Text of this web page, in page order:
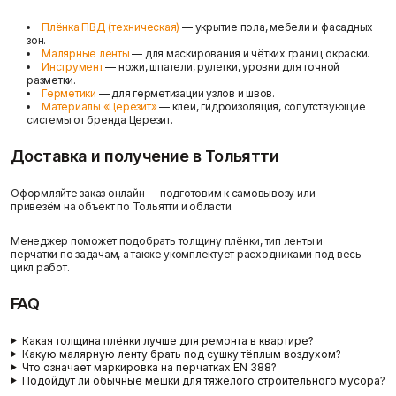
Плёнка ПВД (техническая) — укрытие пола, мебели и фасадных
зон.
Малярные ленты — для маскирования и чётких границ окраски.
Инструмент— ножи, шпатели, рулетки, уровни для точной
разметки.
Герметики — для герметизации узлов и швов.
Материалы «Церезит»— клеи, гидроизоляция, сопутствующие
системы от бренда Церезит.
Доставка и получение в Тольятти
Оформляйте заказ онлайн — подготовим к самовывозу или
привезём на объект по Тольятти и области.
Менеджер поможет подобрать толщину плёнки, тип ленты и
перчатки по задачам, а также укомплектует расходниками под весь
цикл работ.
FAQ
Какая толщина плёнки лучше для ремонта в квартире?
Какую малярную ленту брать под сушку тёплым воздухом?
Что означает маркировка на перчатках EN 388?
Подойдут ли обычные мешки для тяжёлого строительного мусора?